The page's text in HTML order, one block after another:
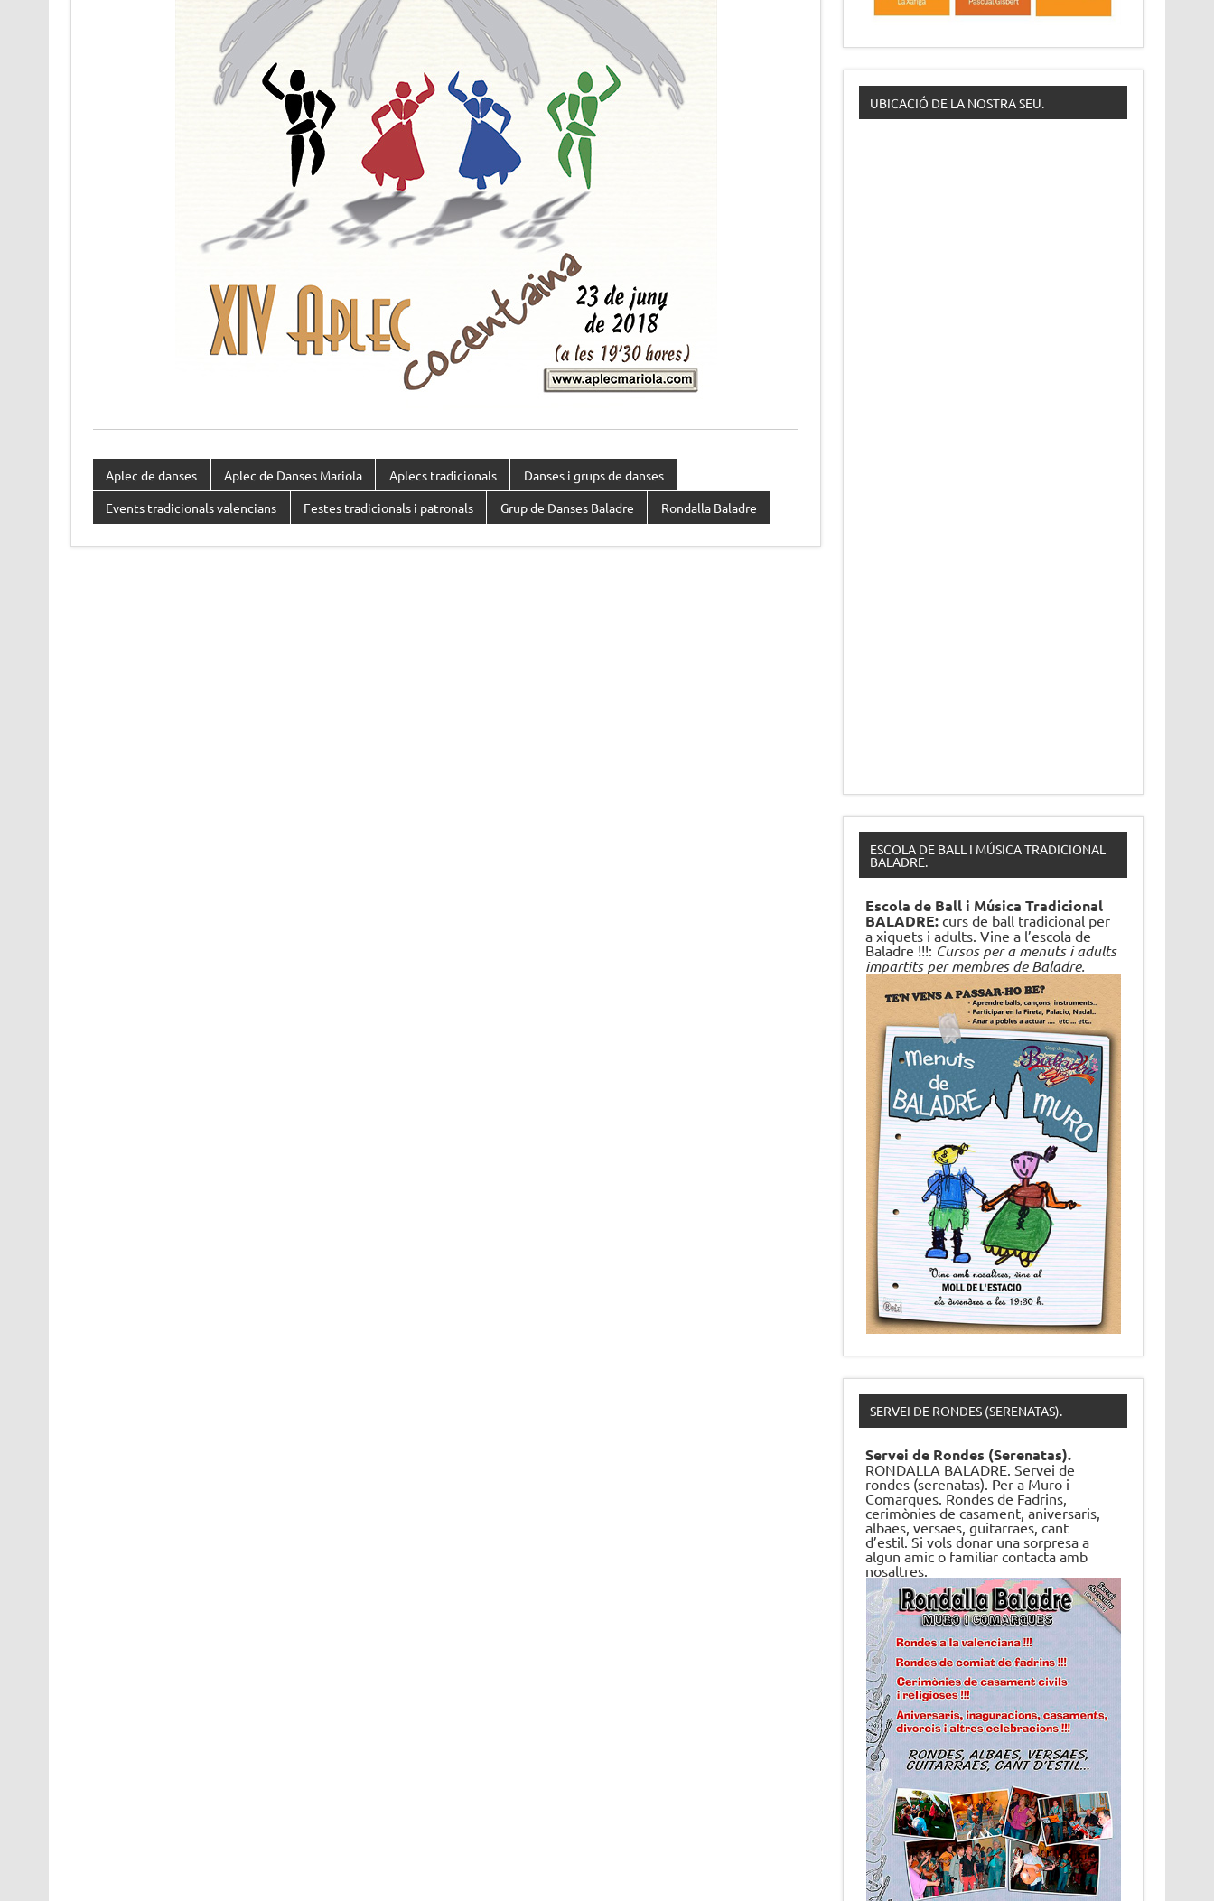
Aplec de danses Aplec de Danses Mariola Aplecs tradicionals Danses i grups de danses
Events tradicionals valencians Festes tradicionals i patronals Grup de Danses Baladre Rondalla Baladre
UBICACIÓ DE LA NOSTRA SEU.
ESCOLA DE BALL I MÚSICA TRADICIONAL
BALADRE.
Escola de Ball i Música Tradicional
BALADRE:curs de ball tradicional per
a xiquets i adults. Vine a l’escola de
Baladre !!!: Cursos per a menuts i adults
impartits per membres de Baladre.
SERVEI DE RONDES (SERENATAS).
Servei de Rondes (Serenatas).
RONDALLA BALADRE. Servei de
rondes (serenatas). Per a Muro i
Comarques. Rondes de Fadrins,
cerimònies de casament, aniversaris,
albaes, versaes, guitarraes, cant
d’estil. Si vols donar una sorpresa a
algun amic o familiar contacta amb
nosaltres.